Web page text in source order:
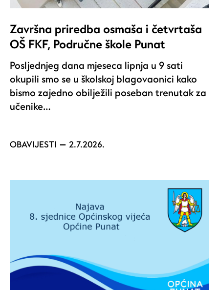
Završna priredba osmaša i četvrtaša
OŠ FKF, Područne škole Punat
Posljednjeg dana mjeseca lipnja u 9 sati
okupili smo se u školskoj blagovaonici kako
bismo zajedno obilježili poseban trenutak za
učenike…
OBAVIJESTI 2.7.2026.